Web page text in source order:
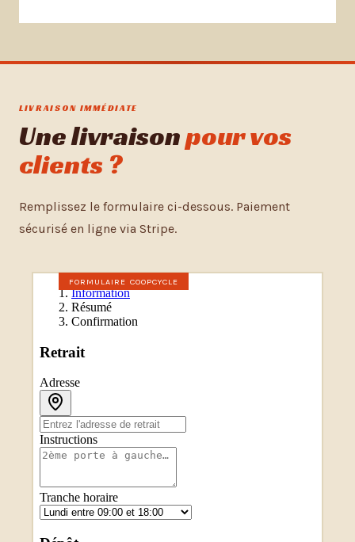
LIVRAISON IMMÉDIATE
Une livraisonpour vos
clients ?
Remplissez le formulaire ci-dessous. Paiement
sécurisé en ligne via Stripe.
FORMULAIRE COOPCYCLE